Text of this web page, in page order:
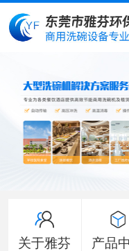
关于雅芬 产品